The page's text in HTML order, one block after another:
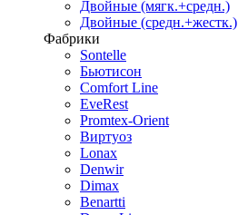
Двойные (мягк.+средн.)
Двойные (средн.+жестк.)
Фабрики
Sontelle
Бьютисон
Comfort Line
EveRest
Promtex-Orient
Виртуоз
Lonax
Denwir
Dimax
Benartti